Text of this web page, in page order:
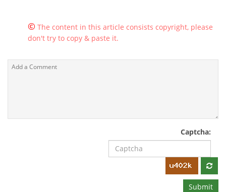
© The content in this article consists copyright, please
don't try to copy & paste it.
Captcha:
Submit